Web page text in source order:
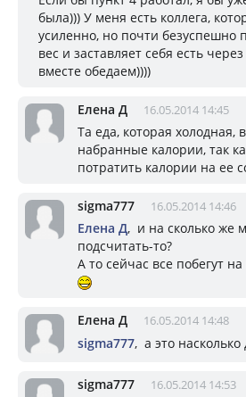
была))) У меня есть коллега,
усиленно, но почти безуспешно
вес и заставляет себя есть
вместе обедаем))))
Елена Д 16.05.2014 14:45
Та еда, которая холодная,
набранные калории, так
потратить калории на ее
sigma777 16.05.2014 14:46
Елена Д, и на сколько же
подсчитать-то?
А то сейчас все побегут
Елена Д 16.05.2014 14:48
sigma777, а это
sigma777 16.05.2014 14:53